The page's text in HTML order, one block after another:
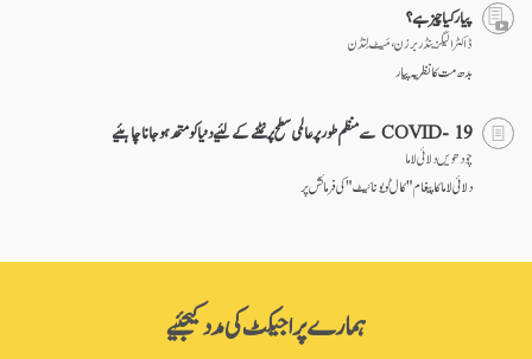
پیار کیا چیز ہے؟
ڈاکٹر الیگزینڈر برزن ، مَیٹ لِنڈن
بدھ مت کا نظریہ پیار
COVID- 19 سے منظم طور پر عالمی سطح پر نمٹنے کے لئیے دنیا کو متحد ہو جانا چاہئیے
چودھویں دلائی لاما
دلائی لاما کا پیغام "کال ٹو یونائیٹ" کی فرمائش پر
ہمارے پراجیکٹ کی مدد کیجئیے